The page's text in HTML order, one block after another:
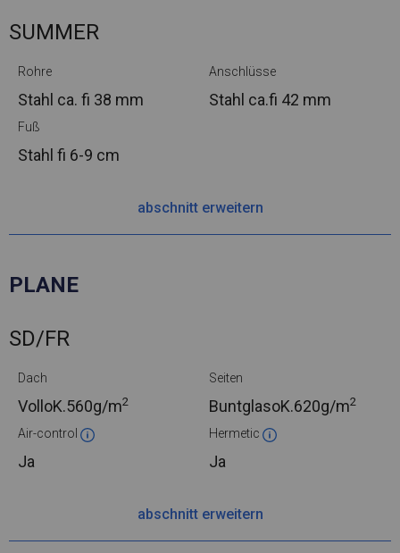
SUMMER
Rohre
Stahl ca. fi 38 mm
Anschlüsse
Stahl ca.fi 42 mm
Fuß
Stahl fi 6-9 cm
abschnitt erweitern
PLANE
SD/FR
Dach
VolloK.560g/m2
Seiten
BuntglasoK.620g/m2
Air-control
Ja
Hermetic
Ja
abschnitt erweitern